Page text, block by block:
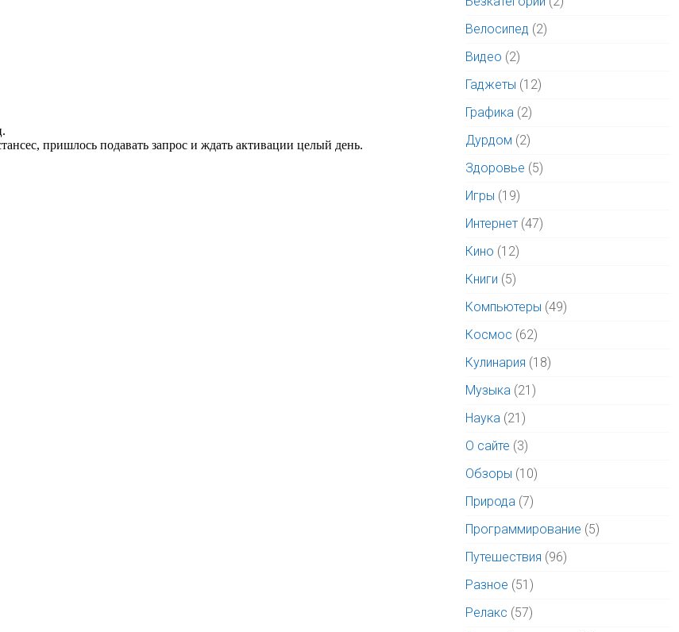
Велосипед (2)
Видео (2)
Гаджеты (12)
Графика (2)
Дурдом (2)
Здоровье (5)
Игры (19)
Интернет (47)
Кино (12)
Книги (5)
Компьютеры (49)
Космос (62)
Кулинария (18)
Музыка (21)
Наука (21)
О сайте (3)
Обзоры (10)
Природа (7)
Программирование (5)
Путешествия (96)
Разное (51)
Релакс (57)